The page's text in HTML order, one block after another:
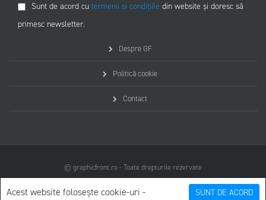
SUNT DE ACORD
Acest website folosește cookie-uri -
Sunt de acord cu termenii și condițiile din website și doresc să
primesc newsletter.
Despre GF
Politică cookie
Contact
© graphicfront.ro - Toate drepturile rezervate